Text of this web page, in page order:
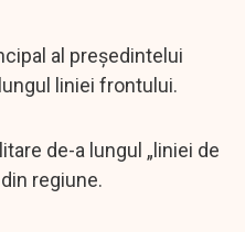
al președintelui
liniei frontului.
de-a lungul „liniei de
regiune.